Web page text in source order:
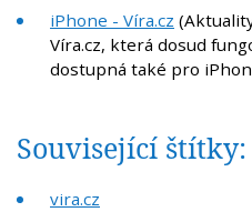
iPhone - Víra.cz
Víra.cz, která dosud
dostupná také pro
Související štítky:
vira.cz